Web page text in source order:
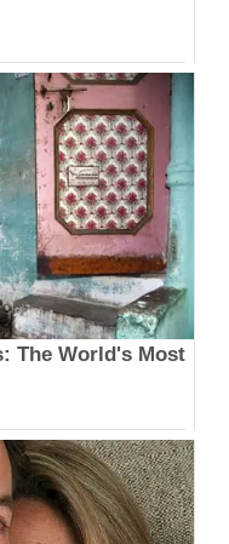
The World's Most